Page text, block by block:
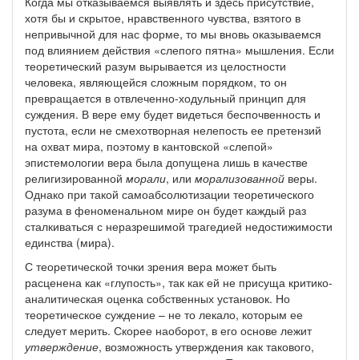
хотя бы и скрытое, нравственного чувства, взятого в
непривычной для нас форме, то мы вновь оказываемся
под влиянием действия «слепого пятна» мышления. Если
теоретический разум вырывается из целостности
человека, являющейся сложным порядком, то он
превращается в отвлеченно-ходульный принцип для
суждения. В вере ему будет видеться беспочвенность и
пустота, если не смехотворная нелепость ее претензий
на охват мира, поэтому в кантовской «слепой»
эпистемологии вера была допущена лишь в качестве
религизированной морали, или морализованной веры.
Однако при такой самоабсолютизации теоретического
разума в феноменальном мире он будет каждый раз
сталкиваться с неразрешимой трагедией недостижимости
единства (мира).
С теоретической точки зрения вера может быть
расценена как «глупость», так как ей не присуща критико-
аналитическая оценка собственных установок. Но
теоретическое суждение – не то лекало, которым ее
следует мерить. Скорее наоборот, в его основе лежит
утверждение, возможность утверждения как такового,